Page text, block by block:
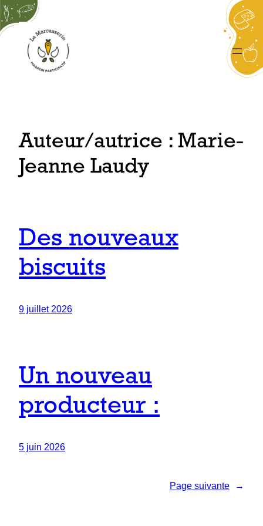
Aller
au
contenu
Auteur/autrice : Marie-
Jeanne Laudy
Des nouveaux
biscuits
9 juillet 2026
Un nouveau
producteur :
5 juin 2026
Page suivante →